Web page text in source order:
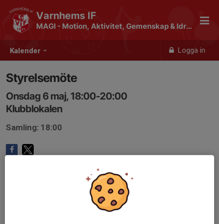
Kalender Logga in
Varnhems IF
MAGI - Motion, Aktivitet, Gemenskap & Idrott
Styrelsemöte
Onsdag 6 maj, 18:00-20:00
Klubblokalen
Samling: 18:00